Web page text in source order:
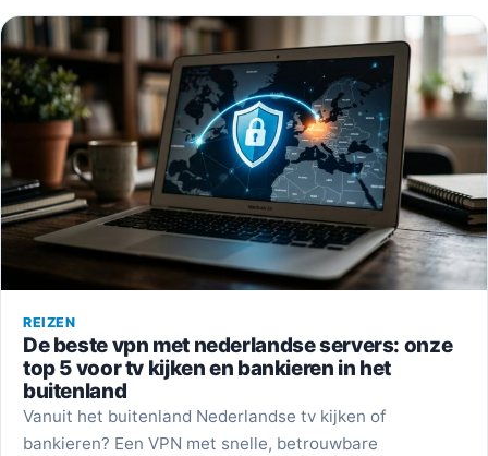
REIZEN
De beste vpn met nederlandse servers: onze
top 5 voor tv kijken en bankieren in het
buitenland
Vanuit het buitenland Nederlandse tv kijken of
bankieren? Een VPN met snelle, betrouwbare